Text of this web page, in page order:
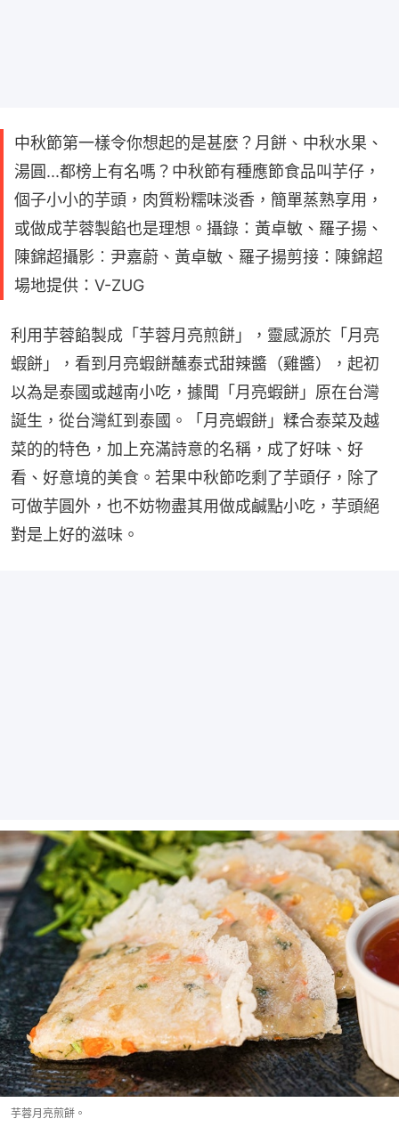
中秋節第一樣令你想起的是甚麼？月餅、中秋水果、
湯圓...都榜上有名嗎？中秋節有種應節食品叫芋仔，
個子小小的芋頭，肉質粉糯味淡香，簡單蒸熟享用，
或做成芋蓉製餡也是理想。攝錄：黃卓敏、羅子揚、
陳錦超攝影︰尹嘉蔚、黃卓敏、羅子揚剪接：陳錦超
場地提供：V-ZUG
利用芋蓉餡製成「芋蓉月亮煎餅」，靈感源於「月亮
蝦餅」，看到月亮蝦餅蘸泰式甜辣醬（雞醬），起初
以為是泰國或越南小吃，據聞「月亮蝦餅」原在台灣
誕生，從台灣紅到泰國。「月亮蝦餅」糅合泰菜及越
菜的的特色，加上充滿詩意的名稱，成了好味、好
看、好意境的美食。若果中秋節吃剩了芋頭仔，除了
可做芋圓外，也不妨物盡其用做成鹹點小吃，芋頭絕
對是上好的滋味。
芋蓉月亮煎餅。